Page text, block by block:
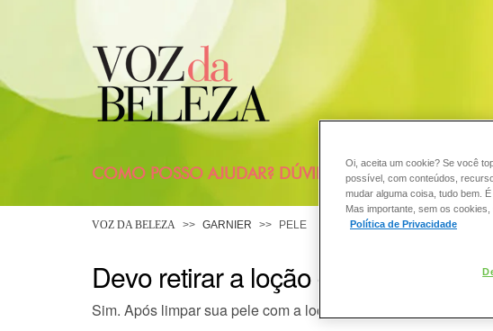
COMO POSSO AJUDAR? DÚVIDAS SOBRE: CABELO
VOZ DA BELEZA GARNIER PELE
Devo retirar a loção demaquilante
Sim. Após limpar sua pele com a loção enxágue com água.
Oi, aceita um cookie? Se você
possível, com conteúdos,
mudar alguma coisa, tudo bem.
Mas importante, sem os
Política de Privacidade